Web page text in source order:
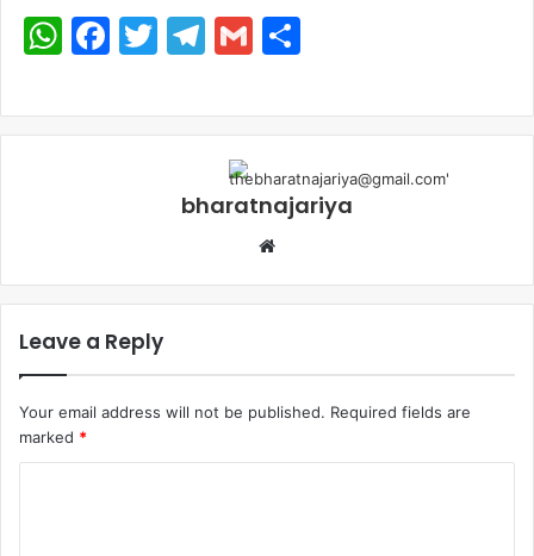
WhatsApp
Facebook
Twitter
Telegram
Gmail
bharatnajariya
Leave a Reply
Your email address will not be published. Required fields are
marked *